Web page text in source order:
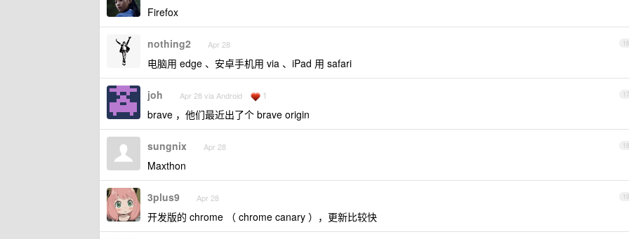
Firefox
16
nothing2 Apr 28
电脑用 edge 、安卓手机用 via 、iPad 用 safari
17
joh Apr 28 via Android 1
brave ，他们最近出了个 brave origin
18
sungnix Apr 28
Maxthon
19
3plus9 Apr 28
开发版的 chrome （ chrome canary ），更新比较快